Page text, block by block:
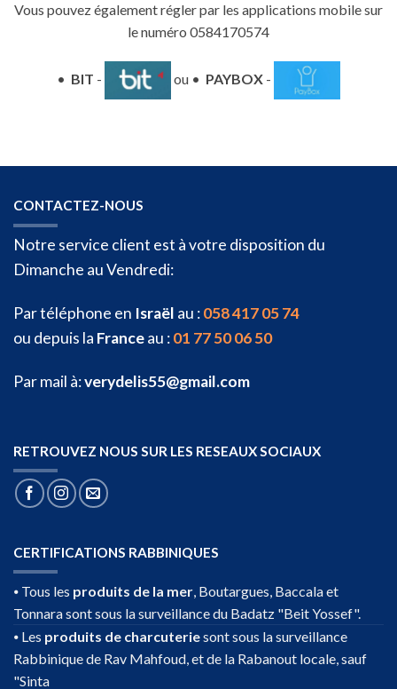
Vous pouvez également régler par les applications mobile sur
le numéro 0584170574
• BIT - ou • PAYBOX -
CONTACTEZ-NOUS
Notre service client est à votre disposition du
Dimanche au Vendredi:
Par téléphone en Israël au :058 417 05 74
ou depuis la Franceau :01 77 50 06 50
Par mail à:verydelis55@gmail.com
RETROUVEZ NOUS SUR LES RESEAUX SOCIAUX
CERTIFICATIONS RABBINIQUES
⦁ Tous les produits de la mer , Boutargues, Baccala et
Tonnara sont sous la surveillance du Badatz "Beit Yossef".
⦁ Les produits de charcuteriesont sous la surveillance
Rabbinique de Rav Mahfoud, et de la Rabanout locale, sauf
"Sinta